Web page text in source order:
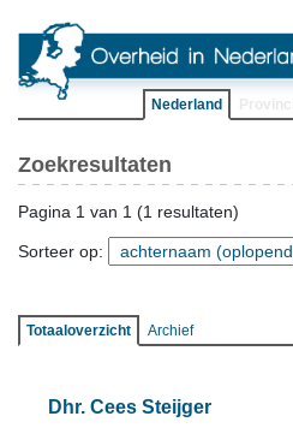
Nederland
Zoekresultaten
Pagina 1 van 1 (1 resultaten)
Sorteer op:
Totaaloverzicht Archief
Dhr. Cees Steijger